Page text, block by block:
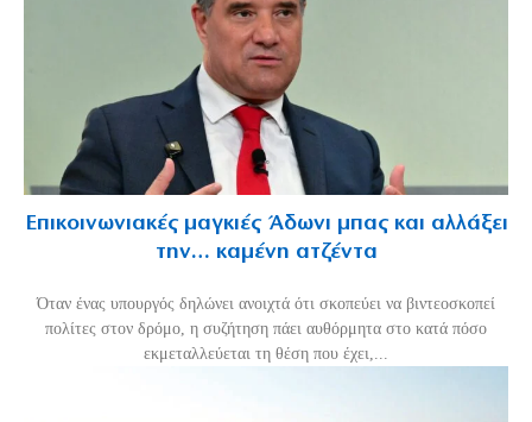
Επικοινωνιακές μαγκιές Άδωνι μπας και αλλάξει
την… καμένη ατζέντα
Όταν ένας υπουργός δηλώνει ανοιχτά ότι σκοπεύει να βιντεοσκοπεί
πολίτες στον δρόμο, η συζήτηση πάει αυθόρμητα στο κατά πόσο
εκμεταλλεύεται τη θέση που έχει,...